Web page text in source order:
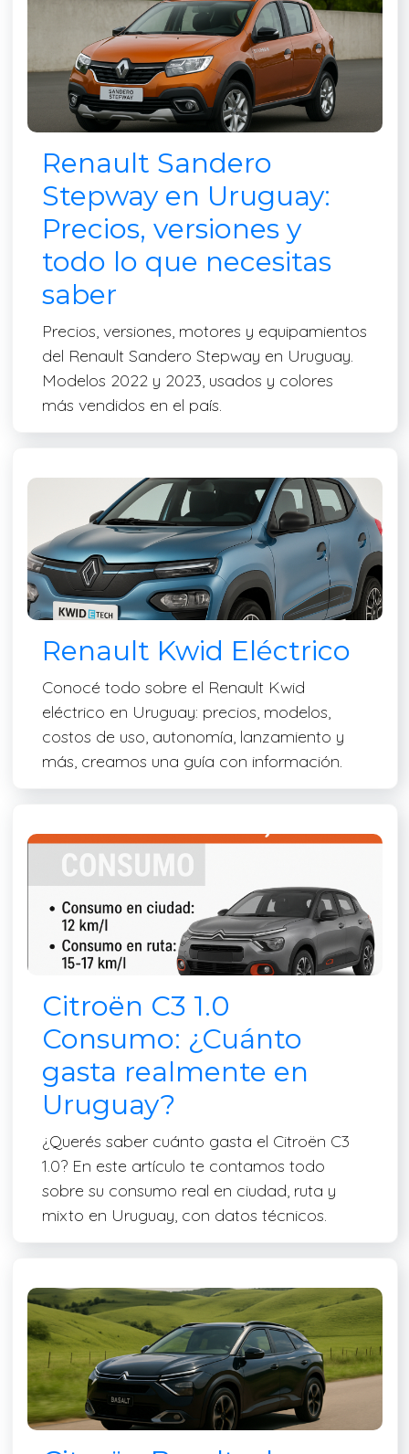
Renault Sandero
Stepway en Uruguay:
Precios, versiones y
todo lo que necesitas
saber
Precios, versiones, motores y equipamientos
del Renault Sandero Stepway en Uruguay.
Modelos 2022 y 2023, usados y colores
más vendidos en el país.
Renault Kwid Eléctrico
Conocé todo sobre el Renault Kwid
eléctrico en Uruguay: precios, modelos,
costos de uso, autonomía, lanzamiento y
más, creamos una guía con información.
Citroën C3 1.0
Consumo: ¿Cuánto
gasta realmente en
Uruguay?
¿Querés saber cuánto gasta el Citroën C3
1.0? En este artículo te contamos todo
sobre su consumo real en ciudad, ruta y
mixto en Uruguay, con datos técnicos.